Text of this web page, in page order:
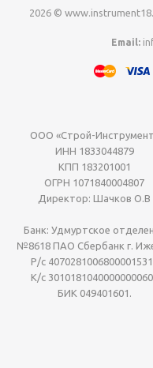
2026 ©
Email:
ООО «Строй-
ИНН 1833044879
КПП 183201001
ОГРН 1071840004807
Директор: Шачков О.В
Банк: Удмуртское
№8618 ПАО Сбербанк г.
Р/с
К/с
БИК 049401601.